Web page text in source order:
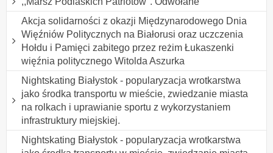
Akcja solidarności z okazji Międzynarodowego Dnia
Więźniów Politycznych na Białorusi oraz uczczenia
Hołdu i Pamięci zabitego przez reżim Łukaszenki
więźnia politycznego Witolda Aszurka
Nightskating Białystok - popularyzacja wrotkarstwa
jako środka transportu w mieście, zwiedzanie miasta
na rolkach i uprawianie sportu z wykorzystaniem
infrastruktury miejskiej.
Nightskating Białystok - popularyzacja wrotkarstwa